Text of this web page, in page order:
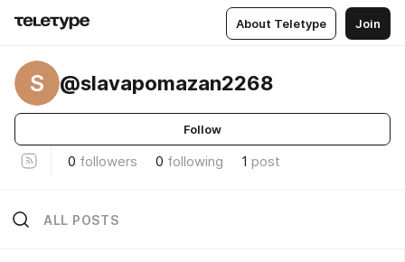
About Teletype Join
S @slavapomazan2268
Follow
0 followers 0 following 1 post
ALL POSTS